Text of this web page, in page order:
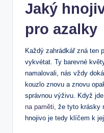
Jaký
pro azalky
Každý‌ zahrádkář zná ten
vykvétat. Ty barevné
namalovali, nás​ vždy
kouzlo znovu a znovu
správnou výživu. Když‌
na paměti,⁢ že tyto krásky
hnojivo ⁤je tedy klíčem k